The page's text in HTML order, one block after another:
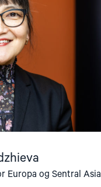
Europa og Sentral Asia